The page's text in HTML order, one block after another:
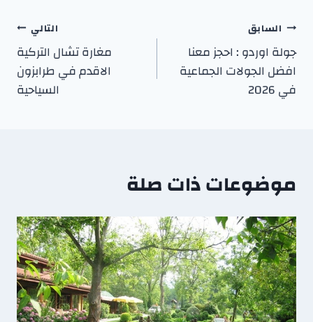
السابق
جولة اوردو : احجز معنا
افضل الجولات الجماعية
في 2026
التالي
مغارة تشال التركية
الاقدم في طرابزون
السياحية
موضوعات ذات صلة